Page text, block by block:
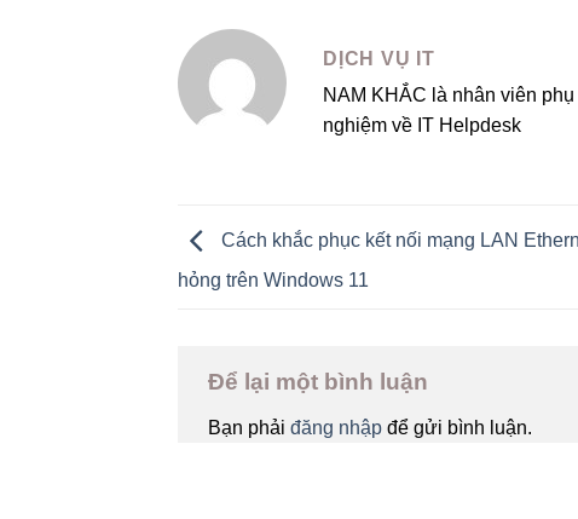
DỊCH VỤ IT
NAM KHẮC là nhân viên
nghiệm về IT Helpdesk
Cách khắc phục kết nối mạng LAN
hỏng trên Windows 11
Để lại một bình luận
Bạn phải đăng nhập để gửi bình luận.